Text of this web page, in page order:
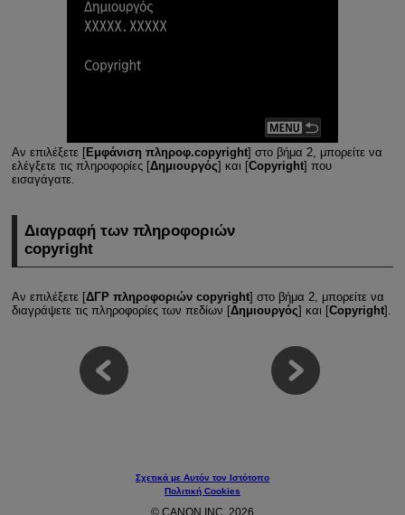
Αν επιλέξετε [Εμφάνιση πληροφ.copyright] στο βήμα 2, μπορείτε να
ελέγξετε τις πληροφορίες [Δημιουργός] και [Copyright] που
εισαγάγατε.
Διαγραφή των πληροφοριών
copyright
Αν επιλέξετε [ΔΓΡ πληροφοριών copyright] στο βήμα 2, μπορείτε να
διαγράψετε τις πληροφορίες των πεδίων [Δημιουργός] και [Copyright].
Σχετικά με Αυτόν τον Ιστότοπο
Πολιτική Cookies
© CANON INC. 2026